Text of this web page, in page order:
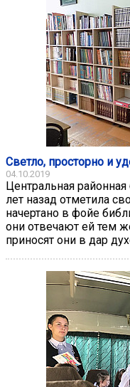
Светло, просторно и
04.10.2019
Центральная
лет назад отметила
начертано в фойе
они отвечают ей тем
приносят они в дар